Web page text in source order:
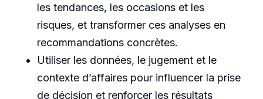
les tendances, les occasions et les
risques, et transformer ces analyses en
recommandations concrètes.
Utiliser les données, le jugement et le
contexte d’affaires pour influencer la prise
de décision et renforcer les résultats